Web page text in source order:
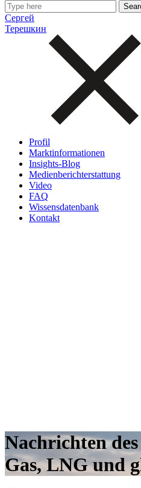
Сергей
Терешкин
Profil
Marktinformationen
Insights-Blog
Medienberichterstattung
Video
FAQ
Wissensdatenbank
Kontakt
Nachrichten
Gas, LNG und